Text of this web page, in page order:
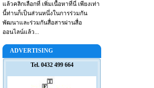
แล้วคลิกเลือกที่ เพิ่มเนื้อหาที่นี่ เพียงเท่า
นี้ท่านก็เป็นส่วนหนึ่งในการร่วมกัน
พัฒนาและร่วมกันสื่อสารผ่านสื่อ
ออนไลน์แล้ว...
ADVERTISING
Tel. 0432 499 664